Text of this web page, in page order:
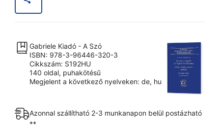
Krisztusa
Minden
kommunikáció
-
Gabriele
az
Gabriele Kiadó - A Szó
ISBN: 978-3-96446-320-3
Cikkszám: S192HU
140 oldal, puhakötésű
Megjelent a következő nyelveken: de, hu
Azonnal szállítható 2-3 munkanapon belül postázható